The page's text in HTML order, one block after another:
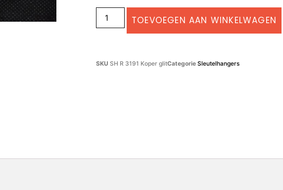
TOEVOEGEN AAN WINKELWAGEN
SKU SH R 3191 Koper glitCategorie Sleutelhangers